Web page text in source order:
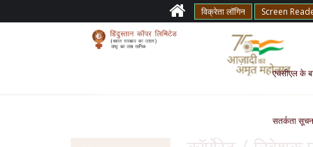
विक्रेता लॉगिन Screen
एचसीएल के
सतर्कता